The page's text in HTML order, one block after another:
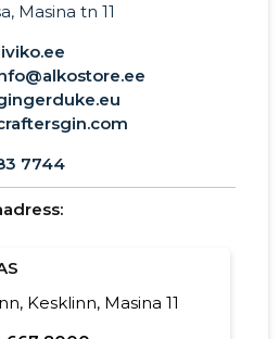
Masina tn 11
7744
Kesklinn, Masina 11